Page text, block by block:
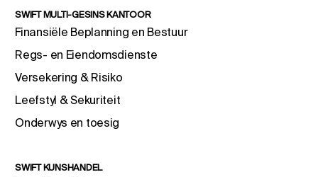
SWIFT MULTI-GESINS KANTOOR
Finansiële Beplanning en Bestuur
Regs- en Eiendomsdienste
Versekering & Risiko
Leefstyl & Sekuriteit
Onderwys en toesig
SWIFT KUNSHANDEL